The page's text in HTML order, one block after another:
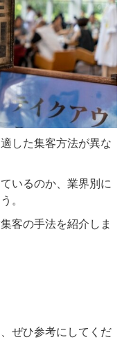
した集客方法が異な
いるのか、業界別に
。
客の手法を紹介しま
ぜひ参考にしてくだ